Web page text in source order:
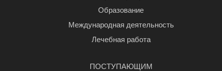
Образование
Международная деятельность
Лечебная работа
ПОСТУПАЮЩИМ